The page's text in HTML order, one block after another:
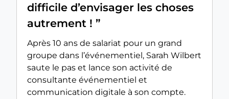
difficile d’envisager les choses
autrement ! ”
Après 10 ans de salariat pour un grand
groupe dans l’événementiel, Sarah Wilbert
saute le pas et lance son activité de
consultante événementiel et
communication digitale à son compte.